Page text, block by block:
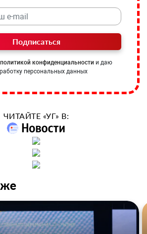
Подписаться
политикой конфиденциальности и даю
персональных данных
ЧИТАЙТЕ «УГ» В: